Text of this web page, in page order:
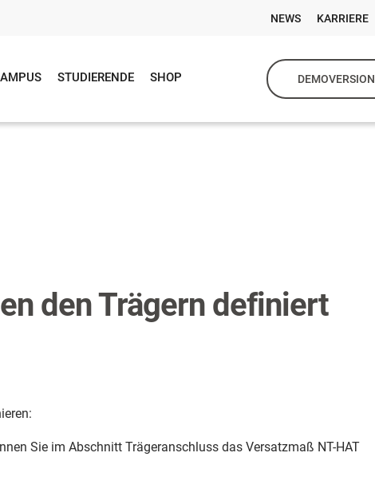
NEWS KARRIERE
STUDIERENDE SHOP DEMOVERSION
den Trägern definiert
Sie im Abschnitt Trägeranschluss das Versatzmaß NT-HAT